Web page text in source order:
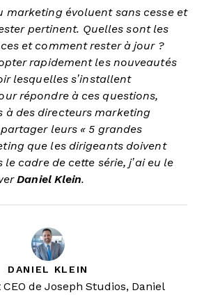
marketing évoluent sans cesse et
pertinent. Quelles sont les
et comment rester à jour ?
rapidement les nouveautés
lesquelles s’installent
répondre à ces questions,
à des directeurs marketing
leurs « 5 grandes
que les dirigeants doivent
le cadre de cette série, j’ai eu le
Daniel Klein.
DANIEL KLEIN
de Joseph Studios, Daniel